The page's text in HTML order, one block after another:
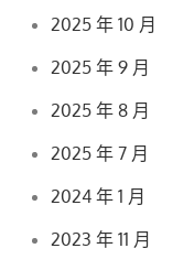
2025 年 10 月
2025 年 9 月
2025 年 8 月
2025 年 7 月
2024 年 1 月
2023 年 11 月